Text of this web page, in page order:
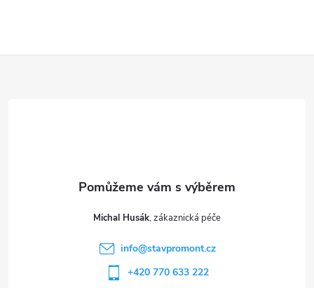
Michal Husák
info@stavpromont.cz
+420 770 633 222